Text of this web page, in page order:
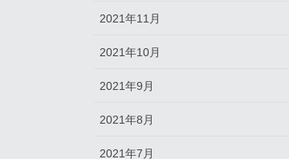
2021年11月
2021年10月
2021年9月
2021年8月
2021年7月